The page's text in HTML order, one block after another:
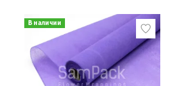
В наличии